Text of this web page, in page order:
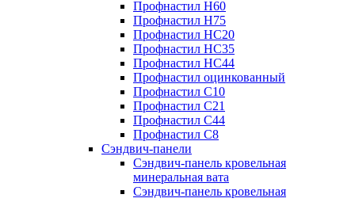
Профнастил Н60
Профнастил Н75
Профнастил НС20
Профнастил НС35
Профнастил НС44
Профнастил оцинкованный
Профнастил С10
Профнастил С21
Профнастил С44
Профнастил С8
Сэндвич-панели
Сэндвич-панель кровельная
минеральная вата
Сэндвич-панель кровельная